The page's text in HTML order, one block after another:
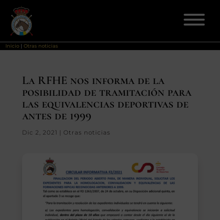
FEDERACIÓN
LICENCIAS
CLUBES
ENSEÑANZA
Inicio |Otras noticias
La RFHE nos informa de la
posibilidad de tramitación para
las equivalencias deportivas de
antes de 1999
Dic 2, 2021 | Otras noticias